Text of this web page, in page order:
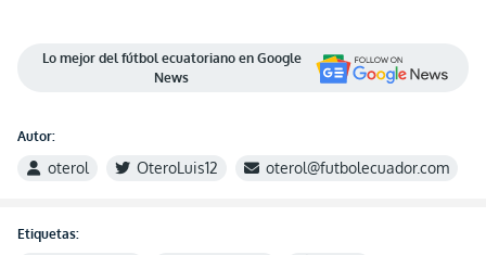
Lo mejor del fútbol ecuatoriano en Google
News
Autor:
oterol OteroLuis12 oterol@futbolecuador.com
Etiquetas: